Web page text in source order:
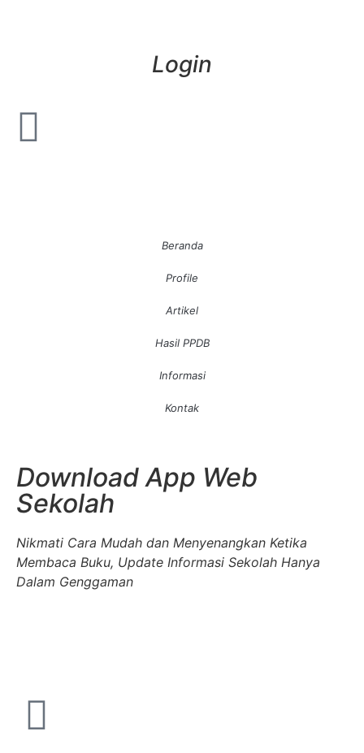
Login
Beranda
Profile
Artikel
Hasil PPDB
Informasi
Kontak
Download App Web
Sekolah
Nikmati Cara Mudah dan Menyenangkan Ketika
Membaca Buku, Update Informasi Sekolah Hanya
Dalam Genggaman